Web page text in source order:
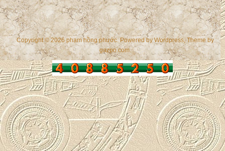
Copyright © 2026 phạm hồng phước. Powered byWordpress , Theme by
gazpo.com.